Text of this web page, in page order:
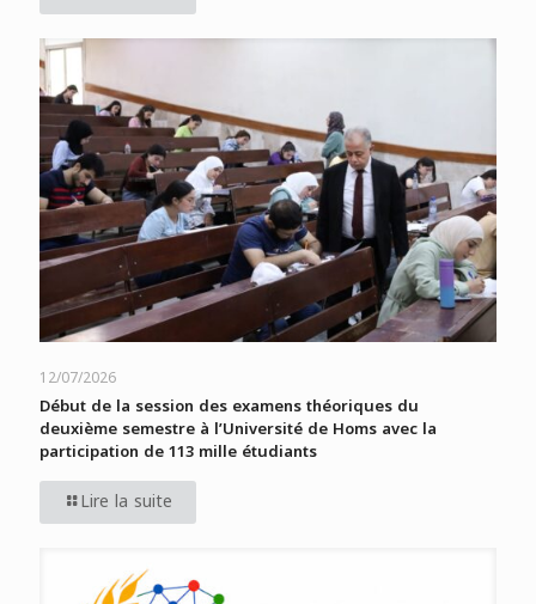
12/07/2026
Début de la session des examens théoriques du
deuxième semestre à l’Université de Homs avec la
participation de 113 mille étudiants
Lire la suite